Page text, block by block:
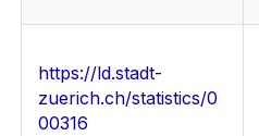
https://ld.stadt-
zuerich.ch/statistics/0
00316